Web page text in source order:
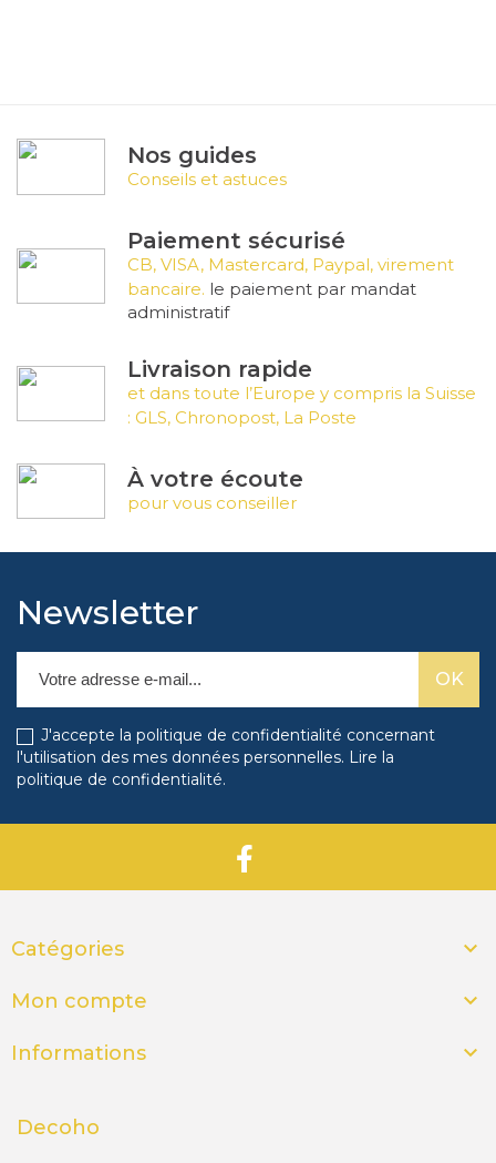
Nos guides
Conseils et astuces
Paiement sécurisé
CB, VISA, Mastercard, Paypal, virement
bancaire. le paiement par mandat
administratif
Livraison rapide
et dans toute l’Europe y compris la Suisse
: GLS, Chronopost, La Poste
À votre écoute
pour vous conseiller
Newsletter
J'accepte la politique de confidentialité concernant
l'utilisation des mes données personnelles. Lire la
politique de confidentialité.
Catégories 
Mon compte 
Informations 
Decoho